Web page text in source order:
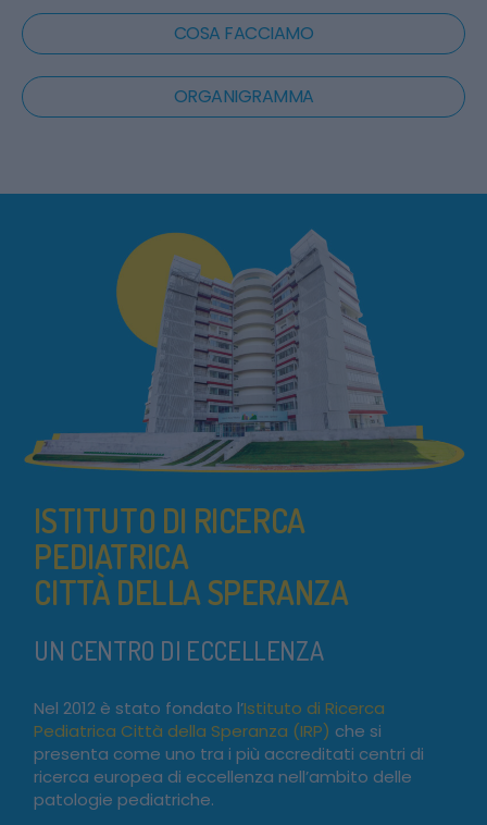
COSA FACCIAMO
ORGANIGRAMMA
ISTITUTO DI RICERCA
PEDIATRICA
CITTÀ DELLA SPERANZA
UN CENTRO DI ECCELLENZA
Nel 2012 è stato fondato l’Istituto di Ricerca
Pediatrica Città della Speranza (IRP) che si
presenta come uno tra i più accreditati centri di
ricerca europea di eccellenza nell’ambito delle
patologie pediatriche.